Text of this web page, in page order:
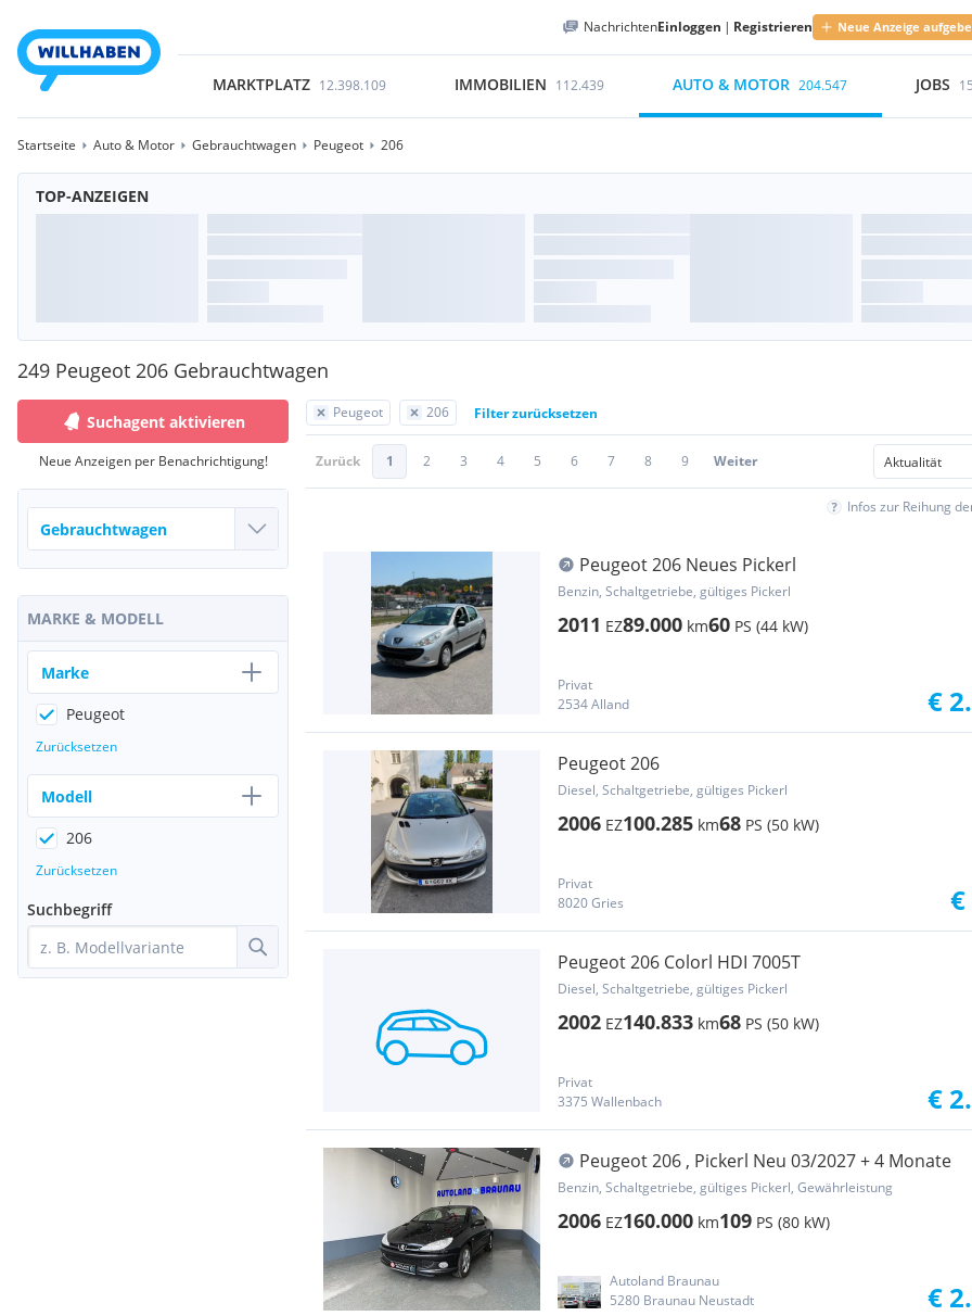
NachrichtenEinloggen | Registrieren Neue Anzeige
MARKTPLATZ 12.398.109 IMMOBILIEN 112.439 AUTO & MOTOR 204.547 JOBS
Startseite Auto & Motor Gebrauchtwagen Peugeot 206
TOP-ANZEIGEN
249 Peugeot 206 Gebrauchtwagen
Peugeot 206 Filter zurücksetzen
Zurück 1 2 3 4 5 6 7 8 9 Weiter
Infos zur Reihung
Peugeot 206 Neues Pickerl
Benzin, Schaltgetriebe, gültiges Pickerl
2011 EZ89.000 km60 PS (44 kW)
Privat
2534 Alland
€
Peugeot 206
Diesel, Schaltgetriebe, gültiges Pickerl
2006 EZ100.285 km68 PS (50 kW)
Privat
8020 Gries
€
Peugeot 206 Colorl HDI 7005T
Diesel, Schaltgetriebe, gültiges Pickerl
2002 EZ140.833 km68 PS (50 kW)
Privat
3375 Wallenbach
€
Peugeot 206 , Pickerl Neu 03/2027 + 4 Monate
Benzin, Schaltgetriebe, gültiges Pickerl, Gewährleistung
2006 EZ160.000 km109 PS (80 kW)
Autoland Braunau
5280 Braunau Neustadt
€
Suchagent aktivieren
Neue Anzeigen per Benachrichtigung!
MARKE & MODELL
Marke
Peugeot
Zurücksetzen
Modell
206
Zurücksetzen
Suchbegriff